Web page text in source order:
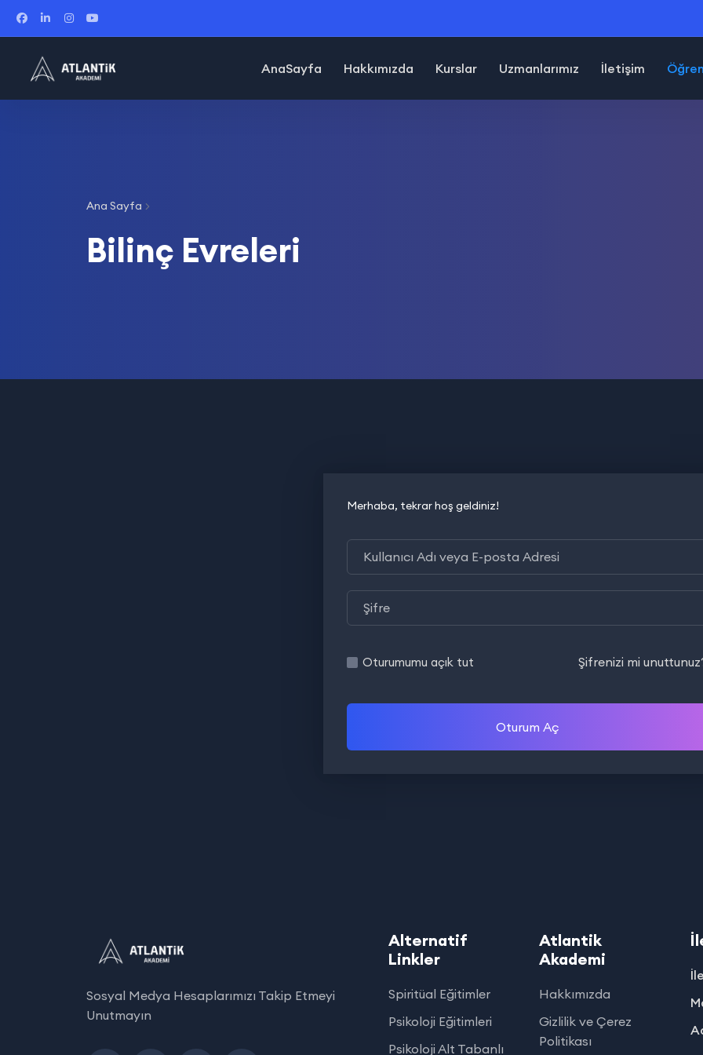
AnaSayfa Hakkımızda Kurslar Uzmanlarımız İletişim
Ana Sayfa
Bilinç Evreleri
Merhaba, tekrar hoş geldiniz!
Oturumumu açık tut Şifrenizi mi
Oturum Aç
Sosyal Medya Hesaplarımızı Takip Etmeyi
Unutmayın
Alternatif
Linkler
Spiritüal Eğitimler
Psikoloji Eğitimleri
Psikoloji Alt Tabanlı
Atlantik
Akademi
Hakkımızda
Gizlilik ve Çerez
Politikası